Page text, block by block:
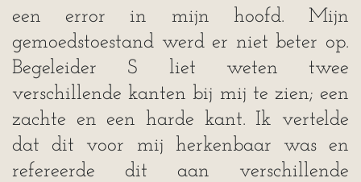
een error in mijn hoofd. Mijn
gemoedstoestand werd er niet beter op.
Begeleider S liet weten twee
verschillende kanten bij mij te zien; een
zachte en een harde kant. Ik vertelde
dat dit voor mij herkenbaar was en
refereerde dit aan verschillende